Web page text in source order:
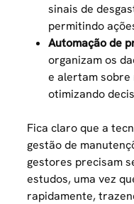
sinais de
permitindo
Automação de
organizam os
e alertam sobre
otimizando
Fica claro que a
gestão de
gestores precisam
estudos, uma vez
rapidamente,